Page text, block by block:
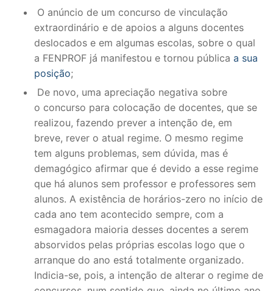
O anúncio de um concurso de vinculação
extraordinário e de apoios a alguns docentes
deslocados e em algumas escolas, sobre o qual
a FENPROF já manifestou e tornou pública a sua
posição;
De novo, uma apreciação negativa sobre
o concurso para colocação de docentes, que se
realizou, fazendo prever a intenção de, em
breve, rever o atual regime. O mesmo regime
tem alguns problemas, sem dúvida, mas é
demagógico afirmar que é devido a esse regime
que há alunos sem professor e professores sem
alunos. A existência de horários-zero no início de
cada ano tem acontecido sempre, com a
esmagadora maioria desses docentes a serem
absorvidos pelas próprias escolas logo que o
arranque do ano está totalmente organizado.
Indicia-se, pois, a intenção de alterar o regime de